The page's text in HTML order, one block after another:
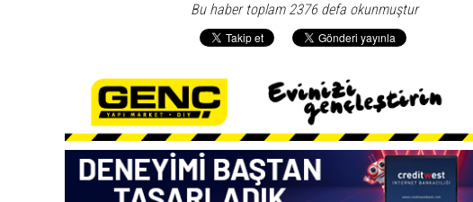
Bu haber toplam 2376 defa okunmuştur